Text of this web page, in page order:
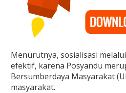
d
Menurutnya, sosialisasi
efektif, karena Posyandu
Bersumberdaya Masyarakat
masyarakat.